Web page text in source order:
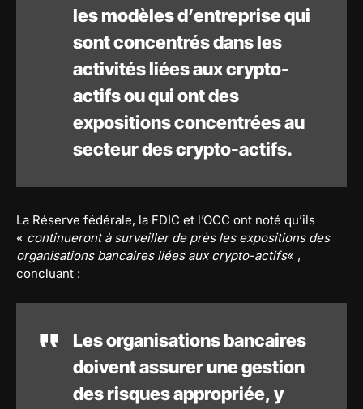
les modèles d’entreprise qui
sont concentrés dans les
activités liées aux crypto-
actifs ou qui ont des
expositions concentrées au
secteur des crypto-actifs.
La Réserve fédérale, la FDIC et l’OCC ont noté qu’ils
« continueront à surveiller de près les expositions des
organisations bancaires liées aux crypto-actifs« ,
concluant :
Les organisations bancaires
doivent assurer une gestion
des risques appropriée, y